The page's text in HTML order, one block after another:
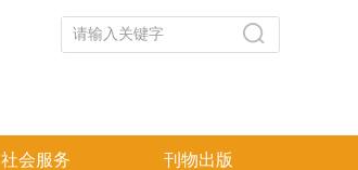
社会服务 刊物出版